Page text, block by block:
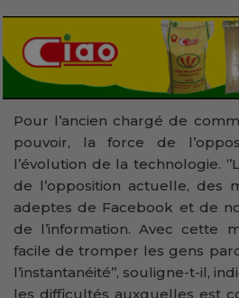
Pour l’ancien chargé de
pouvoir, la force de
l’évolution de la technologie.
de l’opposition actuelle, des
adeptes de Facebook et de
de l’information. Avec cette
facile de tromper les gens
l’instantanéité’’, souligne-t-il,
les difficultés auxquelles est